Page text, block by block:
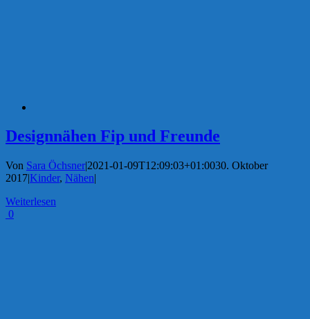
Designnähen Fip und Freunde
Von Sara Öchsner|2021-01-09T12:09:03+01:0030. Oktober
2017|Kinder, Nähen|
Weiterlesen
0